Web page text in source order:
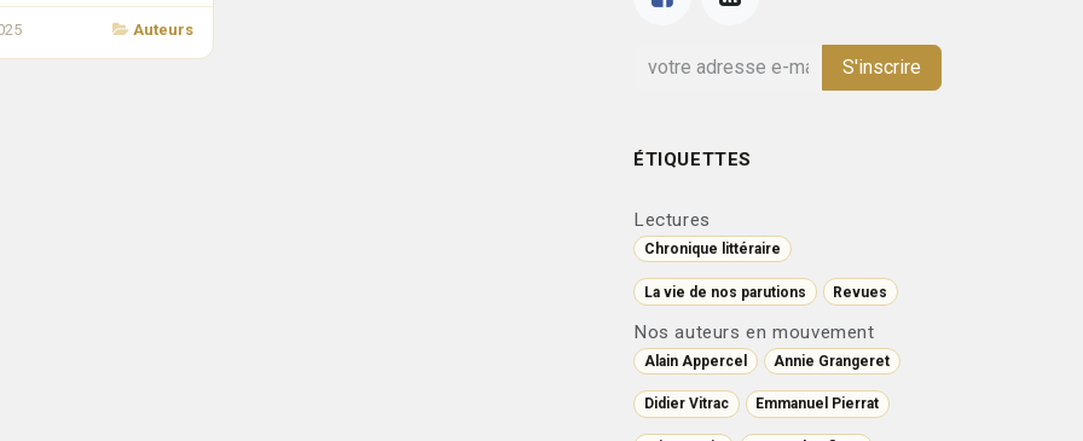
Auteurs
S'inscrire
ÉTIQUETTES
Lectures
Chronique littéraire
La vie de nos parutions Revues
Nos auteurs en mouvement
Alain Appercel Annie Grangeret
Didier Vitrac Emmanuel Pierrat